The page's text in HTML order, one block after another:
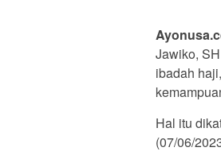
Jawiko,
ibadah
Hal itu
(07/06/